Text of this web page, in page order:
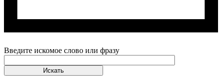
Введите искомое слово или фразу